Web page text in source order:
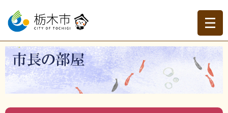
ー
の
頭
で
ニ
ー
飛
ば
本
現在地
トップページ >市長の部屋 >市長交際費 >市長交際費
（令和６年度）